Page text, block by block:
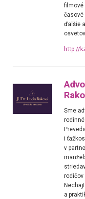
filmové
časové
ďalšie
http://
Sme
i
v
rodičov
a